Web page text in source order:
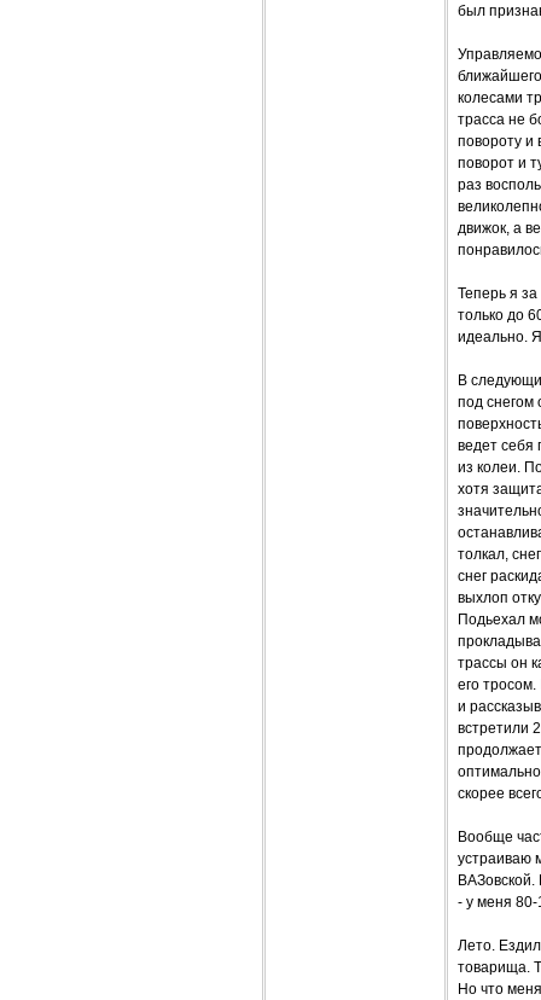
был
колесами
трасса не
повороту и
поворот и
раз
движок, а
Теперь я
только до
идеально.
В
под снегом
ведет себя
из колеи.
хотя
толкал,
снег
выхлоп
Подьехал
трассы он
его
и
встретили
скорее
Вообще
устраиваю
ВАЗовской.
- у меня 80-
Лето.
товарища.
Но что